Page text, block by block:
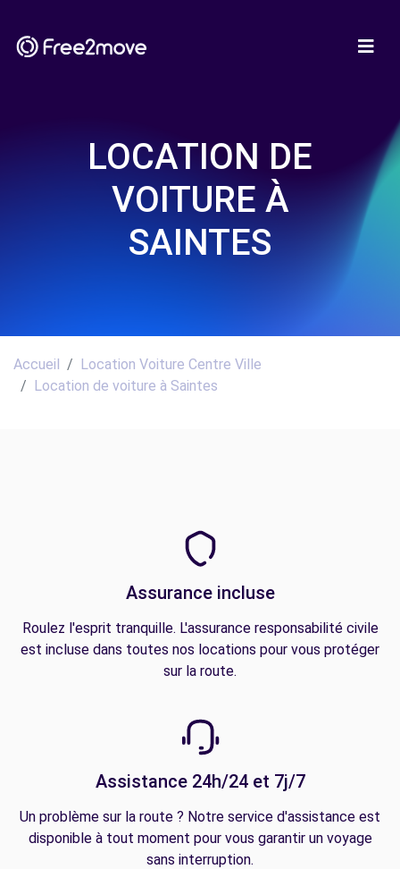
LOCATION DE
VOITURE À
SAINTES
Accueil
Location Voiture Centre Ville
Location de voiture à Saintes
Assurance incluse
Roulez l'esprit tranquille. L'assurance responsabilité civile
est incluse dans toutes nos locations pour vous protéger
sur la route.
Assistance 24h/24 et 7j/7
Un problème sur la route ? Notre service d'assistance est
disponible à tout moment pour vous garantir un voyage
sans interruption.